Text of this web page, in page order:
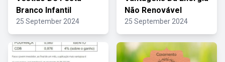
Branco Infantil
25 September 2024
Não Renovável
25 September 2024